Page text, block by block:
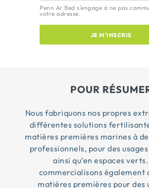
Penn Ar Bed s'engage à ne pas
votre adresse.
JE M'INSCRIS
POUR
Nous fabriquons nos propres
différentes solutions
matières premières marines à
professionnels, pour des
ainsi qu’en espaces
commercialisons également
matières premières pour des